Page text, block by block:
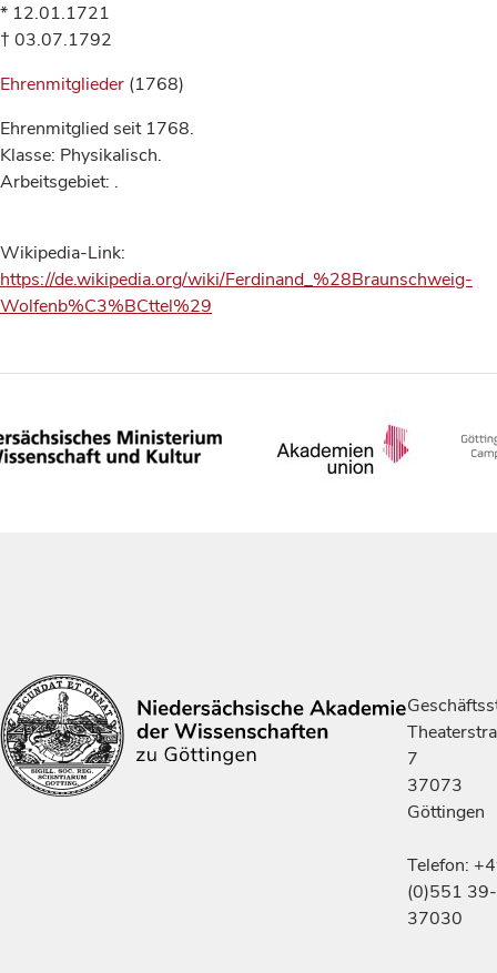
* 12.01.1721
† 03.07.1792
Ehrenmitglieder (1768)
Ehrenmitglied seit 1768.
Klasse: Physikalisch.
Arbeitsgebiet: .
Wikipedia-Link:
https://de.wikipedia.org/wiki/Ferdinand_%28Braunschweig-
Wolfenb%C3%BCttel%29
7
37073
Göttingen
Telefon:
(0)551 39-
37030